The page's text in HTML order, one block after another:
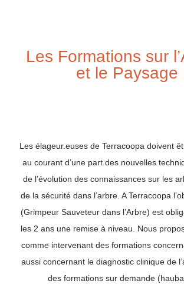
Les Formations sur
et le Paysage
Les élageur.euses de Terracoopa doivent
au courant d’une part des nouvelles
de l’évolution des connaissances sur les
de la sécurité dans l’arbre. A Terracoopa
(Grimpeur Sauveteur dans l’Arbre) est
les 2 ans une remise à niveau. Nous
comme intervenant des formations
aussi concernant le diagnostic clinique de
des formations sur demande